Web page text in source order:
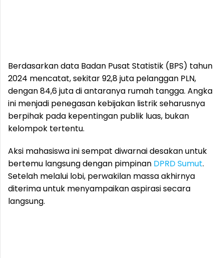
Berdasarkan data Badan Pusat Statistik (BPS) tahun
2024 mencatat, sekitar 92,8 juta pelanggan PLN,
dengan 84,6 juta di antaranya rumah tangga. Angka
ini menjadi penegasan kebijakan listrik seharusnya
berpihak pada kepentingan publik luas, bukan
kelompok tertentu.
Aksi mahasiswa ini sempat diwarnai desakan untuk
bertemu langsung dengan pimpinan DPRD Sumut.
Setelah melalui lobi, perwakilan massa akhirnya
diterima untuk menyampaikan aspirasi secara
langsung.